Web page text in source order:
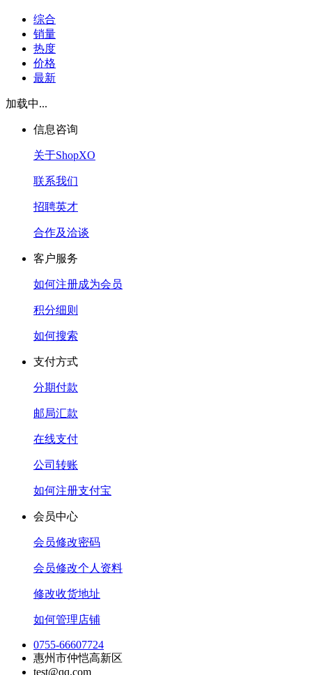
综合
销量
热度
价格
最新
加载中...
信息咨询
关于ShopXO
联系我们
招聘英才
合作及洽谈
客户服务
如何注册成为会员
积分细则
如何搜索
支付方式
分期付款
邮局汇款
在线支付
公司转账
如何注册支付宝
会员中心
会员修改密码
会员修改个人资料
修改收货地址
如何管理店铺
0755-66607724
惠州市仲恺高新区
test@qq.com